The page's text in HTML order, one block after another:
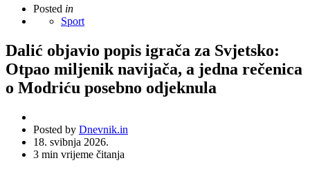
Posted in
Sport
Dalić objavio popis igrača za Svjetsko:
Otpao miljenik navijača, a jedna rečenica
o Modriću posebno odjeknula
Posted by Dnevnik.in
18. svibnja 2026.
3 min vrijeme čitanja